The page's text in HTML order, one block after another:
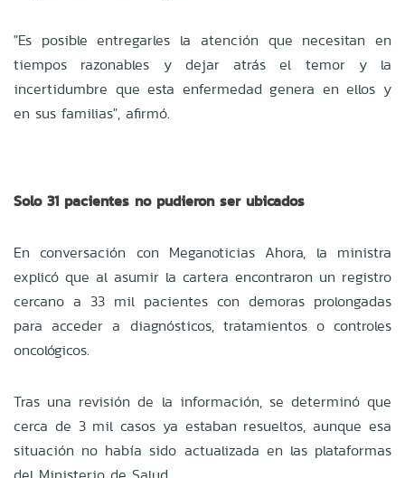
"Es posible entregarles la atención que necesitan en
tiempos razonables y dejar atrás el temor y la
incertidumbre que esta enfermedad genera en ellos y
en sus familias", afirmó.
Solo 31 pacientes no pudieron ser ubicados
En conversación con Meganoticias Ahora, la ministra
explicó que al asumir la cartera encontraron un registro
cercano a 33 mil pacientes con demoras prolongadas
para acceder a diagnósticos, tratamientos o controles
oncológicos.
Tras una revisión de la información, se determinó que
cerca de 3 mil casos ya estaban resueltos, aunque esa
situación no había sido actualizada en las plataformas